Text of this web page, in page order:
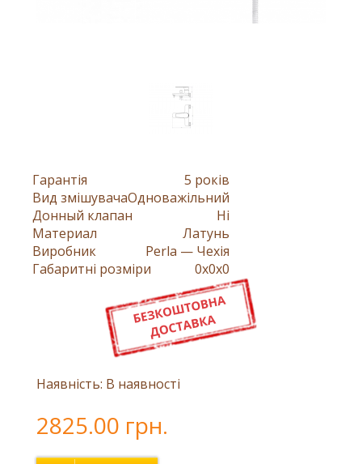
Гарантія
5 років
Вид змішувачаОдноважільний
Донный клапан
Ні
Материал
Латунь
Виробник
Perla — Чехія
Габаритні розміри
0x0x0
Наявність: В наявності
2825.00 грн.